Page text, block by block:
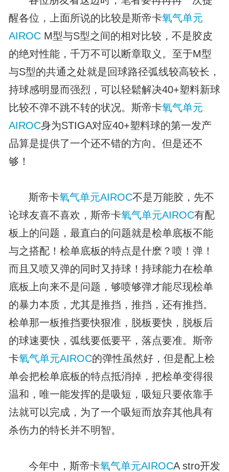
醒各位，上面所说的比较是斯帝卡氧气单元
AIROCM型与S型之间的相对比较，不是胶皮
的绝对性能，千万不可以断章取义。至于M型
与S型的共通之处就是回球路径弧线较高较长，
持球感明显而强烈，可以轻鬆解决40+塑料新球
比较不弹不跳不转的状况。斯帝卡氧气单元
AIROC身为STIGA对应40+塑料球的第一发产
品算是提供了一个还不错的方向。但是还不
够！
斯帝卡氧气单元AIROC不是万能胶，先不
论球友喜不喜欢，斯帝卡氧气单元AIROC有配
板上的问题，最直白的问题就是桧单底板不能
与之搭配！桧单底板的特点是什麽？喷！弹！
而且又喷又弹的同时又持球！持球能力在桧单
底板上向来不是问题，够喷够弹才能尽现桧单
的暴力本质，尤其是推挡，推挡，还有推挡。
桧单那一板推挡要快狠准，脱板要快，脱板后
的球速要快，弧线要低要平，落点要准。斯帝
卡氧气单元AIROC的弹性虽然好，但是配上桧
单会把桧单底板的特点抵消掉，把桧单变得很
温和，唯一能发挥的是吸短，吸短只要依靠手
法就可以完成，为了一个吸短而放弃其他具有
杀伤力的特长并不明智。
今年中，斯帝卡氧气单元AIROCA stro开发